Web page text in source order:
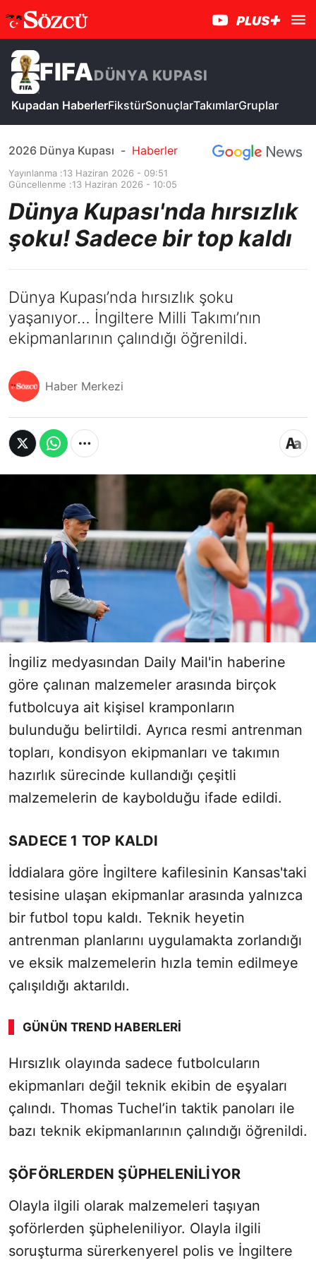
FIFADÜNYA KUPASI
Kupadan HaberlerFikstürSonuçlarTakımlarGruplar
2026 Dünya Kupası - Haberler
Yayınlanma :13 Haziran 2026 - 09:51
Güncellenme :13 Haziran 2026 - 10:05
Dünya Kupası'nda hırsızlık
şoku! Sadece bir top kaldı
Dünya Kupası’nda hırsızlık şoku
yaşanıyor… İngiltere Milli Takımı’nın
ekipmanlarının çalındığı öğrenildi.
Haber Merkezi
İngiliz medyasından Daily Mail'in haberine
göre çalınan malzemeler arasında birçok
futbolcuya ait kişisel kramponların
bulunduğu belirtildi. Ayrıca resmi antrenman
topları, kondisyon ekipmanları ve takımın
hazırlık sürecinde kullandığı çeşitli
malzemelerin de kaybolduğu ifade edildi.
SADECE 1 TOP KALDI
İddialara göre İngiltere kafilesinin Kansas'taki
tesisine ulaşan ekipmanlar arasında yalnızca
bir futbol topu kaldı. Teknik heyetin
antrenman planlarını uygulamakta zorlandığı
ve eksik malzemelerin hızla temin edilmeye
çalışıldığı aktarıldı.
GÜNÜN TREND HABERLERI
Hırsızlık olayında sadece futbolcuların
ekipmanları değil teknik ekibin de eşyaları
çalındı. Thomas Tuchel’in taktik panoları ile
bazı teknik ekipmanlarının çalındığı öğrenildi.
ŞÖFÖRLERDEN ŞÜPHELENİLİYOR
Olayla ilgili olarak malzemeleri taşıyan
şoförlerden şüpheleniliyor. Olayla ilgili
soruşturma sürerkenyerel polis ve İngiltere